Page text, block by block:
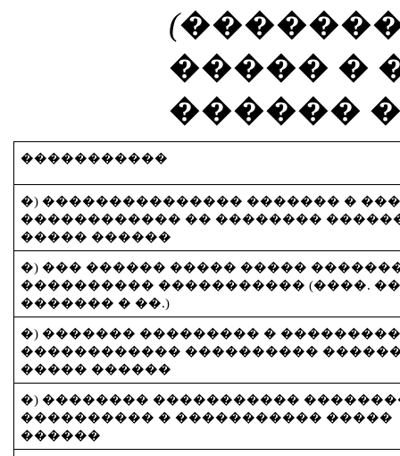
����� �
������
�����������
�) ��������������� ������� � ��
������������ �� ��������
����� ������
�) ��� ������ ����� �����
���������� ����������� (����.
������� � ��.)
�) ������� ��������� �
������������ ����������
����� ������
�) �������� �����������
���������� � ����������� �����
������